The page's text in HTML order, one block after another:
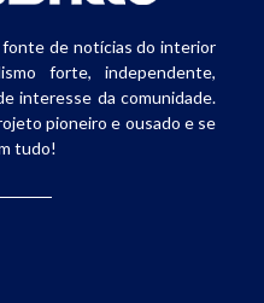
de notícias do interior
forte, independente,
interesse da comunidade.
pioneiro e ousado e se
tudo!